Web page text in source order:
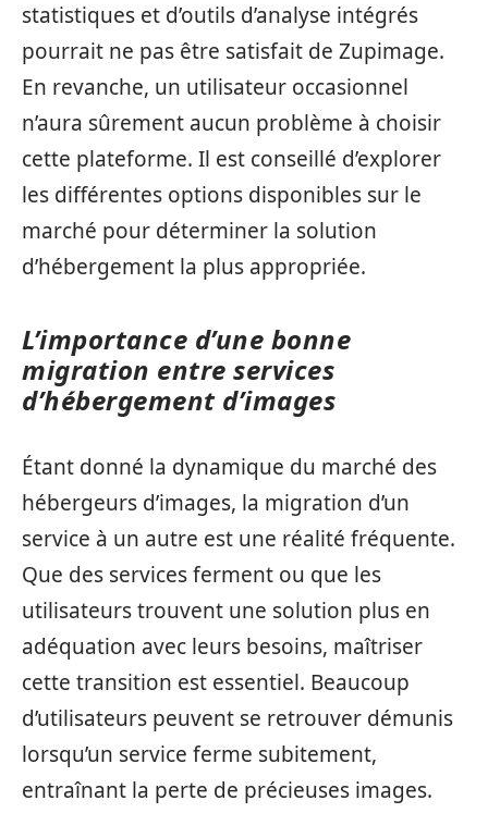
statistiques et d’outils d’analyse intégrés
pourrait ne pas être satisfait de Zupimage.
En revanche, un utilisateur occasionnel
n’aura sûrement aucun problème à choisir
cette plateforme. Il est conseillé d’explorer
les différentes options disponibles sur le
marché pour déterminer la solution
d’hébergement la plus appropriée.
L’importance d’une bonne
migration entre services
d’hébergement d’images
Étant donné la dynamique du marché des
hébergeurs d’images, la migration d’un
service à un autre est une réalité fréquente.
Que des services ferment ou que les
utilisateurs trouvent une solution plus en
adéquation avec leurs besoins, maîtriser
cette transition est essentiel. Beaucoup
d’utilisateurs peuvent se retrouver démunis
lorsqu’un service ferme subitement,
entraînant la perte de précieuses images.